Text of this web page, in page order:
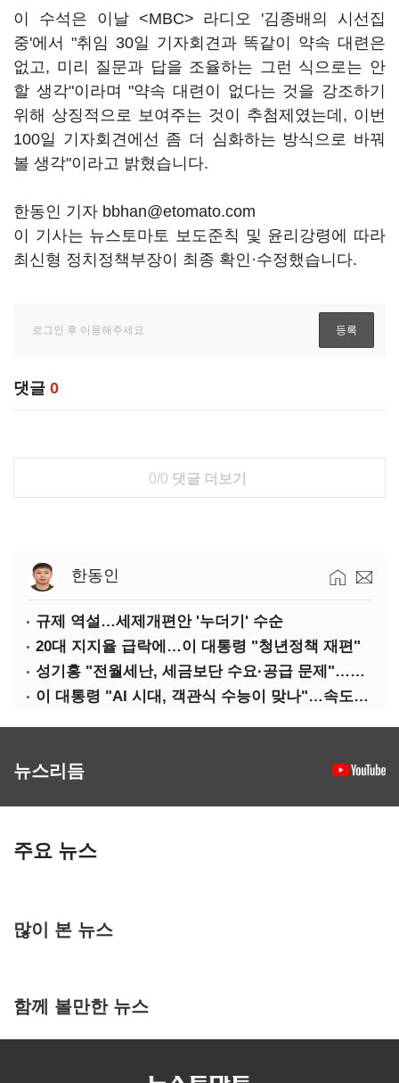
이 수석은 이날 <MBC> 라디오 '김종배의 시선집
중'에서 "취임 30일 기자회견과 똑같이 약속 대련은
없고, 미리 질문과 답을 조율하는 그런 식으로는 안
할 생각"이라며 "약속 대련이 없다는 것을 강조하기
위해 상징적으로 보여주는 것이 추첨제였는데, 이번
100일 기자회견에선 좀 더 심화하는 방식으로 바꿔
볼 생각"이라고 밝혔습니다.
한동인 기자 bbhan@etomato.com
이 기사는 뉴스토마토 보도준칙 및 윤리강령에 따라
최신형 정치정책부장이 최종 확인·수정했습니다.
댓글 0
0/0 댓글 더보기
한동인
규제 역설…세제개편안 '누더기' 수순
20대 지지율 급락에…이 대통령 "청년정책 재편"
성기홍 "전월세난, 세금보단 수요·공급 문제"…닥공 시사
이 대통령 "AI 시대, 객관식 수능이 맞나"…속도전 '경계'
뉴스리듬
주요 뉴스
많이 본 뉴스
함께 볼만한 뉴스